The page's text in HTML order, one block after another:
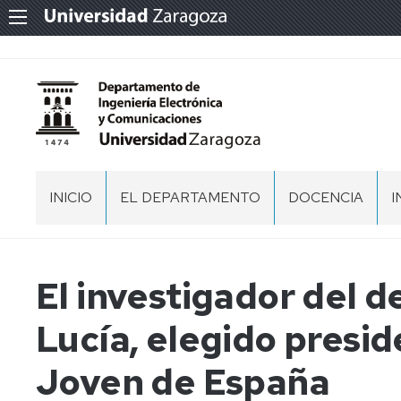
INICIO EL DEPARTAMENTO
DIRECCIÓN
COMISION
PERMANENTE
COORDINADORES
ESPACIOS
NORMATIVA
RECINTOS
RECINTOS
ACTAS,
MEMORIAS
Y
MEMORIAS
DEL
DEPARTAMENTO
DOCENCIA
Y
MÁSTERES
El investigador del
Lucía, elegido
Joven de España